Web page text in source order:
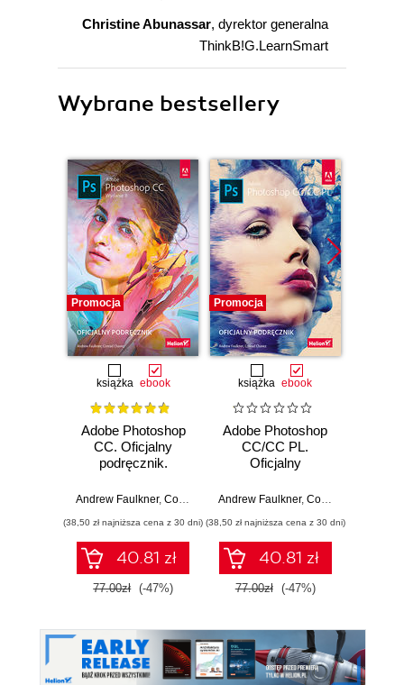
Christine Abunassar, dyrektor generalna
ThinkB!G.LearnSmart
Wybrane bestsellery
Promocja
książka ebook
Adobe Photoshop
CC. Oficjalny
podręcznik.
Andrew Faulkner, Conrad Chavez
(38,50 zł najniższa cena z 30 dni)
40.81 zł
77.00zł (-47%)
Promocja
książka ebook
Adobe Photoshop
CC/CC PL.
Oficjalny
Andrew Faulkner, Conrad Chavez
(38,50 zł najniższa cena z 30 dni)
40.81 zł
77.00zł (-47%)